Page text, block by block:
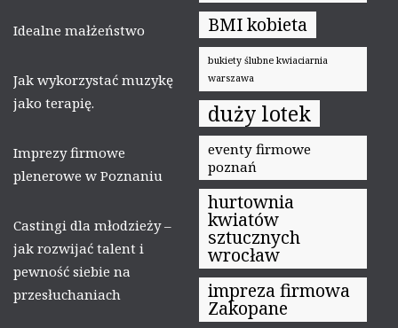
Idealne małżeństwo
Jak wykorzystać muzykę
jako terapię.
Imprezy firmowe
plenerowe w Poznaniu
Castingi dla młodzieży –
jak rozwijać talent i
pewność siebie na
przesłuchaniach
BMI kobieta
bukiety ślubne kwiaciarnia
warszawa
duży lotek
eventy firmowe
poznań
hurtownia
kwiatów
sztucznych
wrocław
impreza firmowa
Zakopane